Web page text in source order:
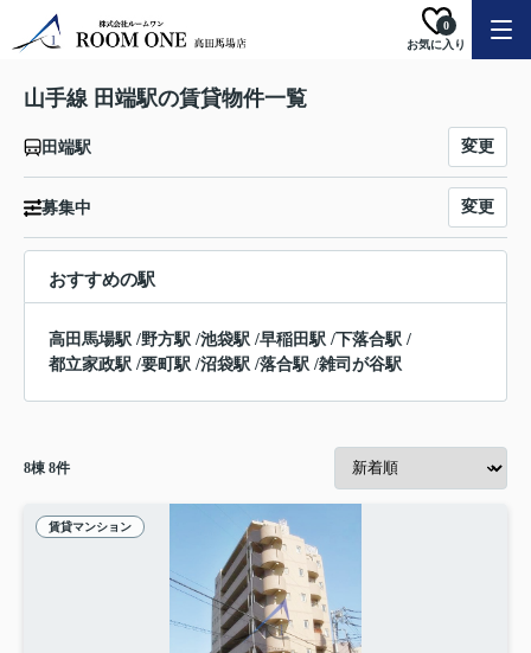
お気に入り
0
山手線 田端駅の賃貸物件一覧
田端駅 変更
募集中 変更
おすすめの駅
高田馬場駅 /野方駅 /池袋駅 /早稲田駅 /下落合駅 /
都立家政駅 /要町駅 /沼袋駅 /落合駅 /雑司が谷駅
8棟 8件
賃貸マンション